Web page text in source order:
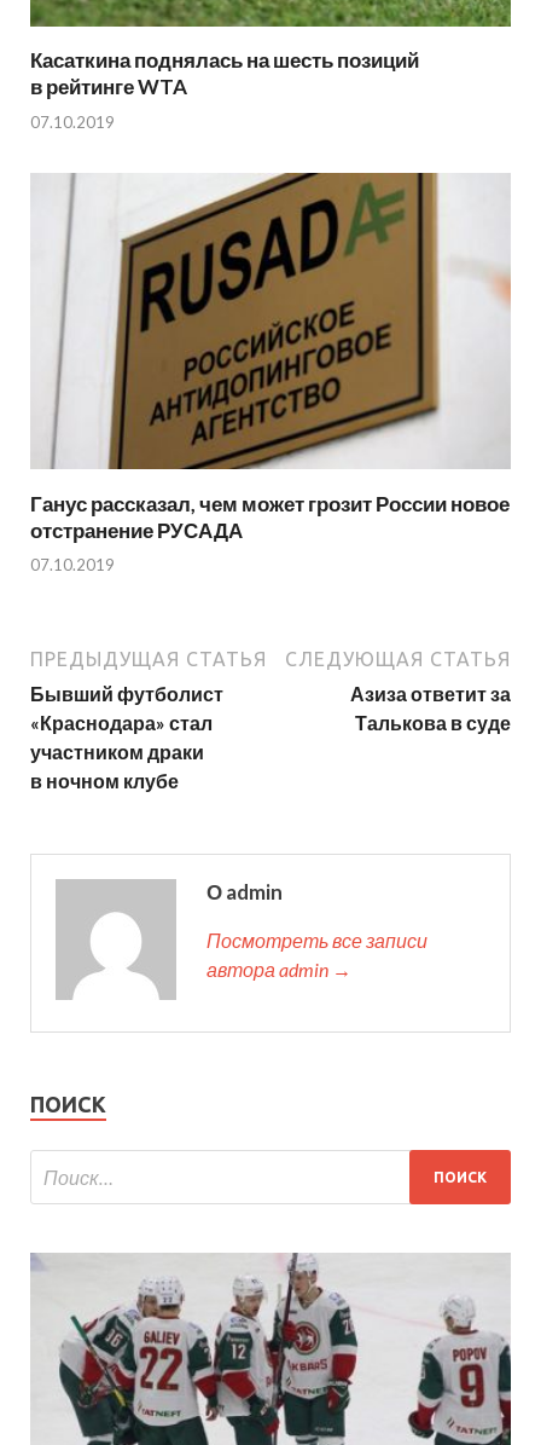
Касаткина поднялась на шесть позиций
в рейтинге WTA
07.10.2019
Ганус рассказал, чем может грозит России новое
отстранение РУСАДА
07.10.2019
ПРЕДЫДУЩАЯ СТАТЬЯ
Бывший футболист
«Краснодара» стал
участником драки
в ночном клубе
СЛЕДУЮЩАЯ СТАТЬЯ
Азиза ответит за
Талькова в суде
О admin
Посмотреть все записи
автора admin →
ПОИСК